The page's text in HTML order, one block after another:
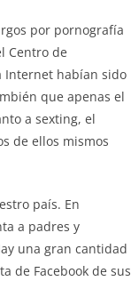
por pornografía
Centro de
Internet habían sido
que apenas el
a sexting, el
de ellos mismos
país. En
a padres y
una gran cantidad
de Facebook de sus